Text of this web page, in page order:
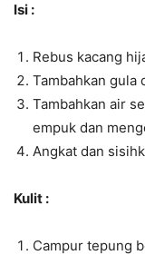
Isi :
Rebus kacang
Tambahkan gula
Tambahkan air
empuk dan
Angkat dan
Kulit :
Campur tepung